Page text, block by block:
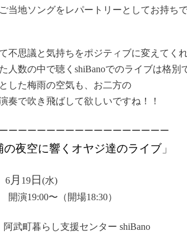
当地ソングをレパートリーとしてお持ちで
不思議と気持ちをポジティブに変えてく
人数の中で聴く shiBanoでのライブは格別
した梅雨の空気も、お二方の
奏で吹き飛ばして欲しいですね！！
ーーーーーーーーーーーーーーーーー
の夜空に響くオヤジ達のライブ 」
6 月 19 日 (水)
開演19:00〜（開場18:30）
武町暮らし支援センター shiBano